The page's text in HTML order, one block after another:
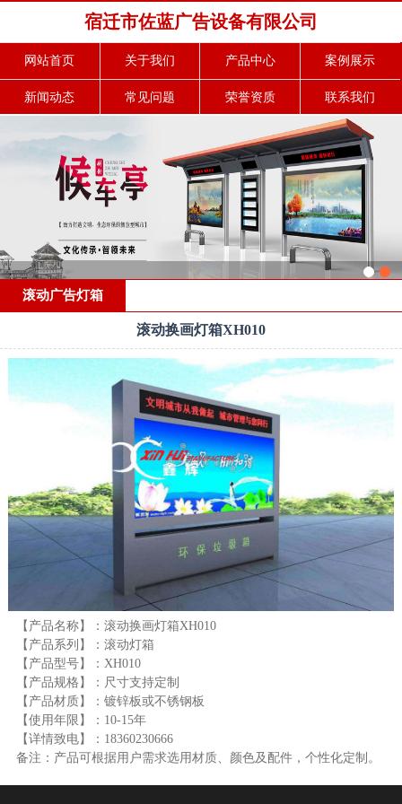
宿迁市佐蓝广告设备有限公司
网站首页 关于我们 产品中心 案例展示
新闻动态 常见问题 荣誉资质 联系我们
滚动广告灯箱
滚动换画灯箱XH010
【产品名称】：滚动换画灯箱XH010
【产品系列】：滚动灯箱
【产品型号】：XH010
【产品规格】：尺寸支持定制
【产品材质】：镀锌板或不锈钢板
【使用年限】：10-15年
【详情致电】：18360230666
备注：产品可根据用户需求选用材质、颜色及配件，个性化定制。